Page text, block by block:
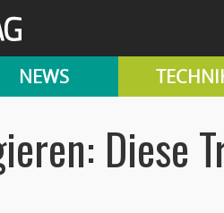
NEWS
Diese